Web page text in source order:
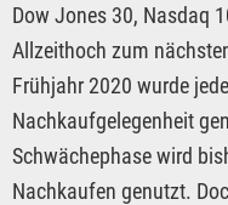
Dow Jones 30, Nasdaq
Allzeithoch zum
Frühjahr 2020 wurde
Nachkaufgelegenheit
Schwächephase wird
Nachkaufen genutzt.